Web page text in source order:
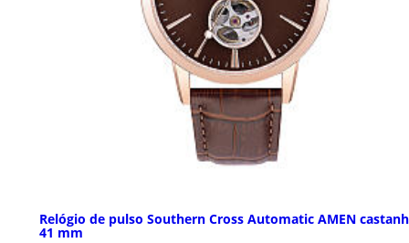
Relógio de pulso Southern Cross Automatic AMEN
41 mm